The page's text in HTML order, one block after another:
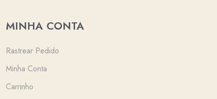
MINHA CONTA
Rastrear Pedido
Minha Conta
Carrinho